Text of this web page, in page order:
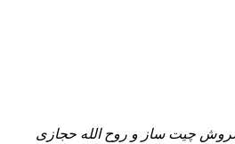
چیت ساز و روح الله حجازی